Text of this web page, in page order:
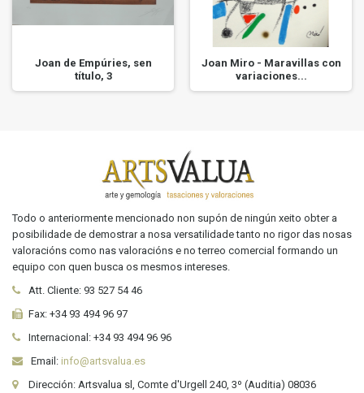
Joan de Empúries, sen
título, 3
Joan Miro - Maravillas con
variaciones...
Todo o anteriormente mencionado non supón de ningún xeito obter a
posibilidade de demostrar a nosa versatilidade tanto no rigor das nosas
valoracións como nas valoracións e no terreo comercial formando un
equipo con quen busca os mesmos intereses.
Att. Cliente: 93 527 54 46
Fax: +34 93 494 96 97
Internacional: +34 93 494 96 96
Email: info@artsvalua.es
Dirección: Artsvalua sl, Comte d'Urgell 240, 3º (Auditia) 08036